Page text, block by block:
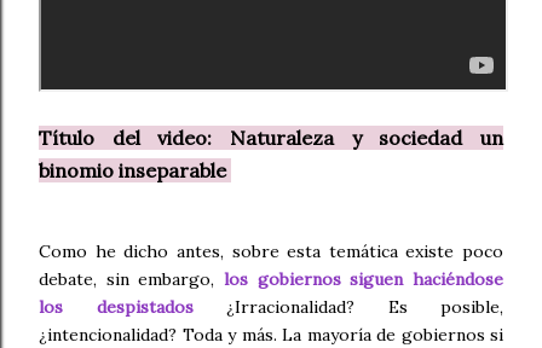
Título del video: Naturaleza y sociedad un
binomio inseparable
Como he dicho antes, sobre esta temática existe poco
debate, sin embargo, los gobiernos siguen haciéndose
los despistados¿Irracionalidad? Es posible,
¿intencionalidad? Toda y más. La mayoría de gobiernos si